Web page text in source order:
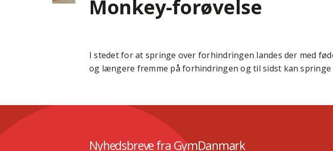
Monkey-forøvelse
I stedet for at springe over forhindringen landes der med
og længere fremme på forhindringen og til sidst kan springe
Nyhedsbreve fra GymDanmark